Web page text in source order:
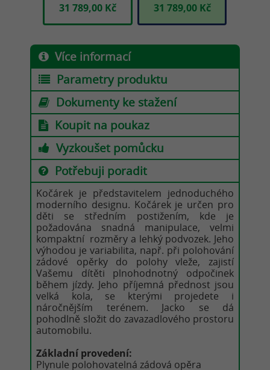
31 789,00 Kč
31 789,00 Kč
Více informací
Parametry produktu
Dokumenty ke stažení
Koupit na poukaz
Vyzkoušet pomůcku
Potřebuji poradit
Kočárek je představitelem jednoduchého
moderního designu. Kočárek je určen pro
děti se středním postižením, kde je
požadována snadná manipulace, velmi
kompaktní rozměry a lehký podvozek. Jeho
výhodou je variabilita, např. při polohování
zádové opěrky do polohy vleže, zajistí
Vašemu dítěti plnohodnotný odpočinek
během jízdy. Jeho příjemná přednost jsou
velká kola, se kterými projedete i
náročnějším terénem. Jacko se dá
pohodlně složit do zavazadlového prostoru
automobilu.
Základní provedení:
Plynule polohovatelná zádová opěra